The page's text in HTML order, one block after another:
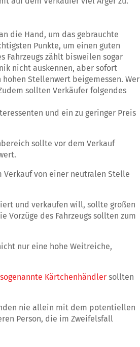
die Hand, um das gebrauchte
Punkte, um einen guten
Fahrzeugs zählt bisweilen sogar
nicht auskennen, aber sofort
Stellenwert beigemessen. Wer
sollten Verkäufer folgendes
und ein zu geringer Preis
sollte vor dem Verkauf
Verkauf von einer neutralen Stelle
und verkaufen will, sollte großen
Vorzüge des Fahrzeugs sollten zum
nur eine hohe Weitreiche,
sogenannte Kärtchenhändlersollten
nie allein mit dem potentiellen
Person, die im Zweifelsfall